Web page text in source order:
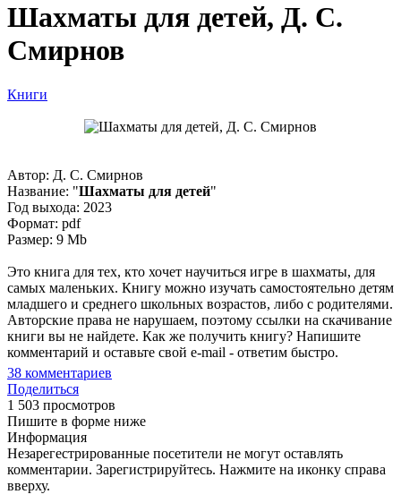
Шахматы для детей, Д. С.
Смирнов
Книги
Автор: Д. С. Смирнов
Название: "Шахматы для детей"
Год выхода: 2023
Формат: pdf
Размер: 9 Mb
Это книга для тех, кто хочет научиться игре в шахматы, для
самых маленьких. Книгу можно изучать самостоятельно детям
младшего и среднего школьных возрастов, либо с родителями.
Авторские права не нарушаем, поэтому ссылки на скачивание
книги вы не найдете. Как же получить книгу? Напишите
комментарий и оставьте свой e-mail - ответим быстро.
38 комментариев
Поделиться
1 503 просмотров
Пишите в форме ниже
Информация
Незарегестрированные посетители не могут оставлять
комментарии. Зарегистрируйтесь. Нажмите на иконку справа
вверху.